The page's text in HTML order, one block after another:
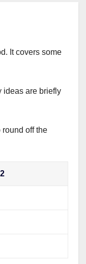
It covers some
ideas are briefly
off the